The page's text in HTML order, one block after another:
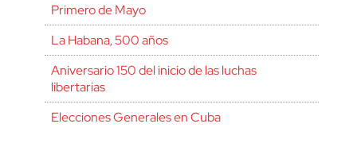
Primero de Mayo
La Habana, 500 años
Aniversario 150 del inicio de las luchas
libertarias
Elecciones Generales en Cuba